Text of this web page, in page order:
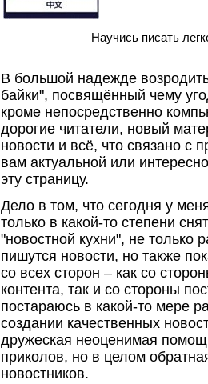
Научись писать
В большой надежде
байки", посвящённый чему
кроме непосредственно
дорогие читатели, новый
новости и всё, что связано с
вам актуальной или
эту страницу.
Дело в том, что сегодня у
только в какой-то степени
"новостной кухни", не только
пишутся новости, но также
со всех сторон – как со
контента, так и со стороны
постараюсь в какой-то мере
создании качественных
дружеская неоценимая
приколов, но в целом
новостников.